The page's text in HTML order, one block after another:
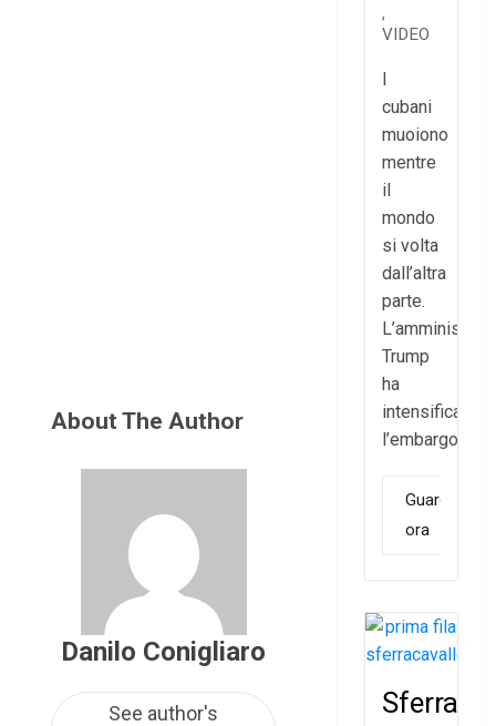
About The Author
Danilo Conigliaro
See author's
,
VIDEO
I
cubani
muoiono
mentre
il
mondo
si volta
dall’altra
parte.
Trump
ha
intensificato
l’embargo...
Guarda
ora